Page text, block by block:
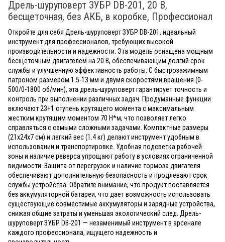
Дрель-шуруповерт ЗУБР DB-201, 20 В,
бесщеточная, без АКБ, в коробке, Профессионал
Откройте для себя Дрель-шуруповерт ЗУБР DB-201, идеальный
инструмент для профессионалов, требующих высокой
производительности и надежности. Эта модель оснащена мощным
бесщеточным двигателем на 20 В, обеспечивающим долгий срок
службы и улучшенную эффективность работы. С быстрозажимным
патроном размером 1.5-13 мм и двумя скоростями вращения (0-
500/0-1800 об/мин), эта дрель-шуруповерт гарантирует точность и
контроль при выполнении различных задач. Продуманные функции
включают 23+1 ступень крутящего момента с максимальным
жестким крутящим моментом 70 Н*м, что позволяет легко
справляться с самыми сложными задачами. Компактные размеры
(21x24x7 см) и легкий вес (1.4 кг) делают инструмент удобным в
использовании и транспортировке. Удобная подсветка рабочей
зоны и наличие реверса упрощают работу в условиях ограниченной
видимости. Защита от перегрузок и наличие тормоза двигателя
обеспечивают дополнительную безопасность и продлевают срок
службы устройства. Обратите внимание, что продукт поставляется
без аккумуляторной батареи, что дает возможность использовать
существующие совместимые аккумуляторы и зарядные устройства,
снижая общие затраты и уменьшая экологический след. Дрель-
шуруповерт ЗУБР DB-201 — незаменимый инструмент в арсенале
каждого профессионала, ищущего надежность и